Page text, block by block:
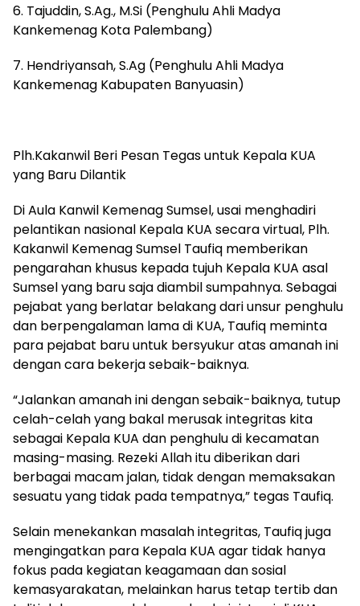
6. Tajuddin, S.Ag., M.Si (Penghulu Ahli Madya
Kankemenag Kota Palembang)
7. Hendriyansah, S.Ag (Penghulu Ahli Madya
Kankemenag Kabupaten Banyuasin)
Plh.Kakanwil Beri Pesan Tegas untuk Kepala KUA
yang Baru Dilantik
Di Aula Kanwil Kemenag Sumsel, usai menghadiri
pelantikan nasional Kepala KUA secara virtual, Plh.
Kakanwil Kemenag Sumsel Taufiq memberikan
pengarahan khusus kepada tujuh Kepala KUA asal
Sumsel yang baru saja diambil sumpahnya. Sebagai
pejabat yang berlatar belakang dari unsur penghulu
dan berpengalaman lama di KUA, Taufiq meminta
para pejabat baru untuk bersyukur atas amanah ini
dengan cara bekerja sebaik-baiknya.
“Jalankan amanah ini dengan sebaik-baiknya, tutup
celah-celah yang bakal merusak integritas kita
sebagai Kepala KUA dan penghulu di kecamatan
masing-masing. Rezeki Allah itu diberikan dari
berbagai macam jalan, tidak dengan memaksakan
sesuatu yang tidak pada tempatnya,” tegas Taufiq.
Selain menekankan masalah integritas, Taufiq juga
mengingatkan para Kepala KUA agar tidak hanya
fokus pada kegiatan keagamaan dan sosial
kemasyarakatan, melainkan harus tetap tertib dan